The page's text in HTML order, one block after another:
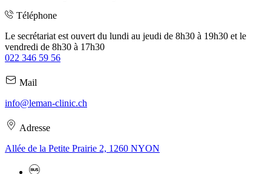
Téléphone
Le secrétariat est ouvert du lundi au jeudi de 8h30 à 19h30 et le
vendredi de 8h30 à 17h30
022 346 59 56
Mail
info@leman-clinic.ch
Adresse
Allée de la Petite Prairie 2, 1260 NYON